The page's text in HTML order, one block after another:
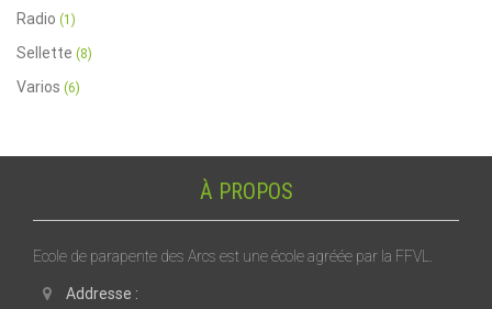
Radio (1)
Sellette (8)
Varios (6)
À PROPOS
Ecole de parapente des Arcs est une école agréée par la FFVL.
Addresse :